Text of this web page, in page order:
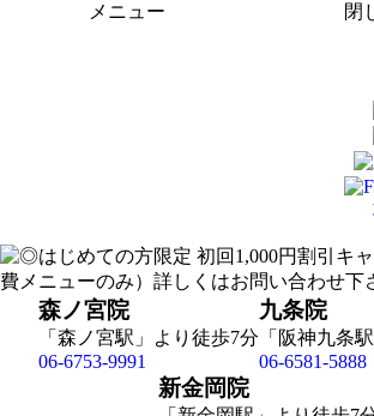
メニュー 閉
森ノ宮院
「森ノ宮駅」より徒歩7分
06-6753-9991
九条院
「阪神九条
06-6581-5888
新金岡院